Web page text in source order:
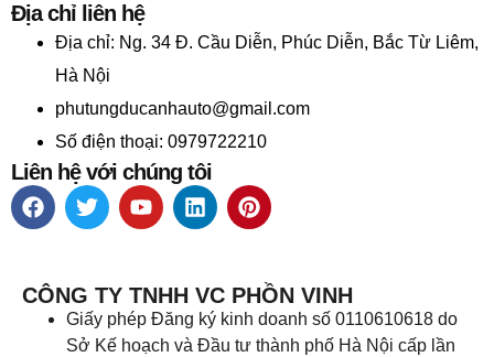
Địa chỉ liên hệ
Địa chỉ: Ng. 34 Đ. Cầu Diễn, Phúc Diễn, Bắc Từ Liêm,
Hà Nội
phutungducanhauto@gmail.com
Số điện thoại: 0979722210
Liên hệ với chúng tôi
CÔNG TY TNHH VC PHỒN VINH
Giấy phép Đăng ký kinh doanh số 0110610618 do
Sở Kế hoạch và Đầu tư thành phố Hà Nội cấp lần